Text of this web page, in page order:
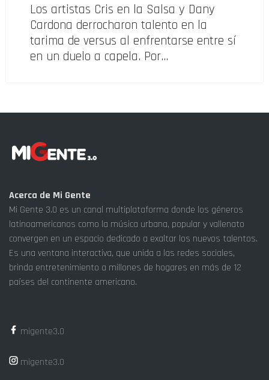
Los artistas Cris en la Salsa y Dany
Cardona derrocharon talento en la
tarima de versus al enfrentarse entre sí
en un duelo a capela. Por…
Acerca de Mi Gente
Mi Gente 3.0 es un canal multiplataforma donde los géneros
latinoamericanos como la música urbana, popular y vallenato
convergen en un espacio dedicado a exaltar los nuevos talentos.
Es una ventana interactiva, que unida a las redes sociales,
brinda entretenimiento a millones de hogares en más de 12
países del continente americano.
migente3.0
migente3.0